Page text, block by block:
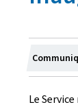
Le